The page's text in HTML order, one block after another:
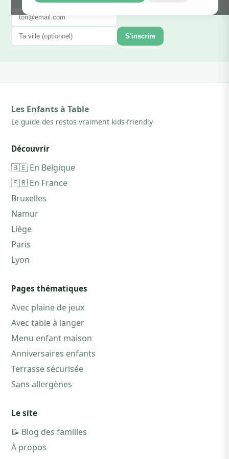
S'inscrire
Les Enfants à Table
Le guide des restos vraiment kids-friendly
Découvrir
🇧🇪 En Belgique
🇫🇷 En France
Bruxelles
Namur
Liège
Paris
Lyon
Pages thématiques
Avec plaine de jeux
Avec table à langer
Menu enfant maison
Anniversaires enfants
Terrasse sécurisée
Sans allergènes
Le site
📝 Blog des familles
À propos